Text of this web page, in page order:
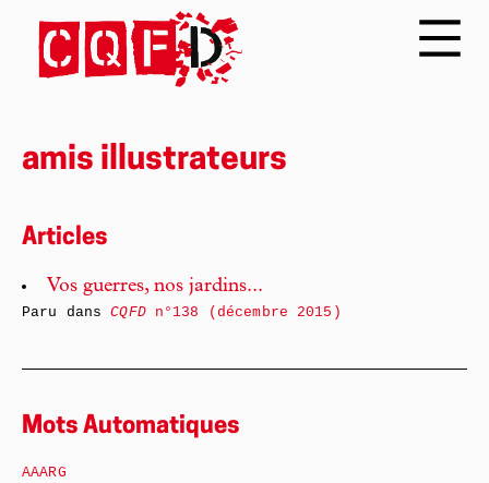
amis illustrateurs
Articles
Vos guerres, nos jardins...
Paru dansCQFDn°138 (décembre 2015)
Mots Automatiques
AAARG